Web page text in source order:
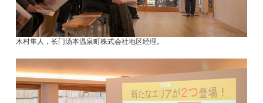
木村隼人，长门汤本温泉町株式会社地区经理。